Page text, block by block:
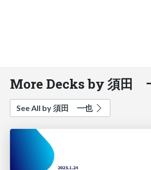
More Decks by 須田
See All by 須田 一也